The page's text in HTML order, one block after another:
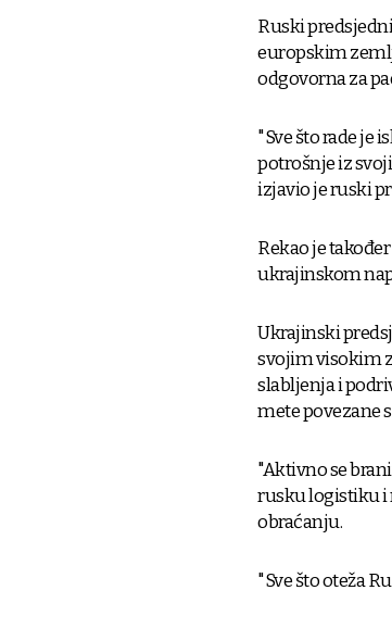
Ruski
europskim
odgovorna za
"Sve što rade je
potrošnje iz
izjavio je ruski
Rekao je
ukrajinskom
Ukrajinski
svojim visokim
slabljenja i
mete povezane
"Aktivno se
rusku logistiku i
obraćanju.
"Sve što oteža